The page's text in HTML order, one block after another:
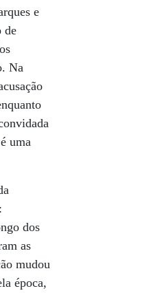
e
de
Na
uma
dos
as
mudou
época,